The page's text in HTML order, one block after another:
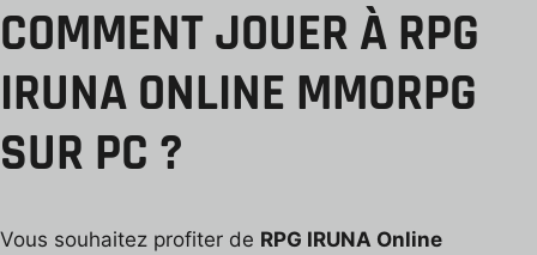
COMMENT JOUER À RPG
IRUNA ONLINE MMORPG
SUR PC ?
Vous souhaitez profiter de RPG IRUNA Online